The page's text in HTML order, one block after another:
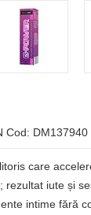
Cod: DM137940
care
rezultat iute și
intime fără